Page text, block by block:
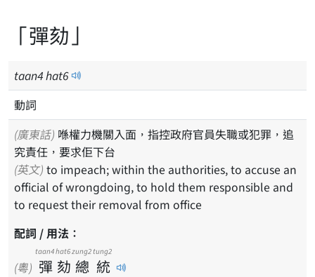
「彈劾」
taan4hat6
動詞
(廣東話)
究責任，要求佢下台
(英文)
official of wrongdoing, to hold them responsible and
to request their removal from office
配詞 / 用法：
(粵) 彈
taan4
劾
hat6
總
zung2
統
tung2